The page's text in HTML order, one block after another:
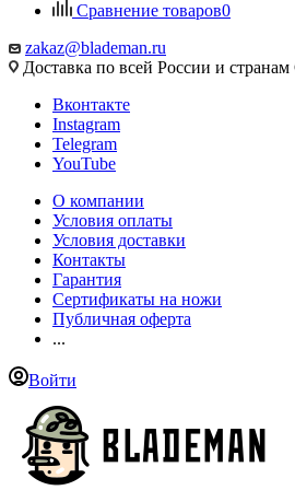
Сравнение товаров0
zakaz@blademan.ru
Доставка по всей России и
Вконтакте
Instagram
Telegram
YouTube
О компании
Условия оплаты
Условия доставки
Контакты
Гарантия
Сертификаты на ножи
Публичная оферта
...
Войти